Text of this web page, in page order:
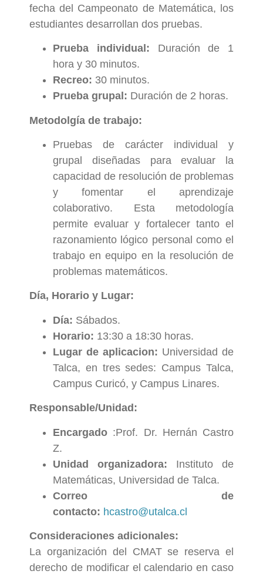
fecha del Campeonato de Matemática, los
estudiantes desarrollan dos pruebas.
Prueba individual: Duración de 1
hora y 30 minutos.
Recreo: 30 minutos.
Prueba grupal: Duración de 2 horas.
Metodolgía de trabajo:
Pruebas de carácter individual y
grupal diseñadas para evaluar la
capacidad de resolución de problemas
y fomentar el aprendizaje
colaborativo. Esta metodología
permite evaluar y fortalecer tanto el
razonamiento lógico personal como el
trabajo en equipo en la resolución de
problemas matemáticos.
Día, Horario y Lugar:
Día: Sábados.
Horario: 13:30 a 18:30 horas.
Lugar de aplicacion: Universidad de
Talca, en tres sedes: Campus Talca,
Campus Curicó, y Campus Linares.
Responsable/Unidad:
Encargado :Prof. Dr. Hernán Castro
Z.
Unidad organizadora: Instituto de
Matemáticas, Universidad de Talca.
Correo de
contacto: hcastro@utalca.cl
Consideraciones adicionales:
La organización del CMAT se reserva el
derecho de modificar el calendario en caso